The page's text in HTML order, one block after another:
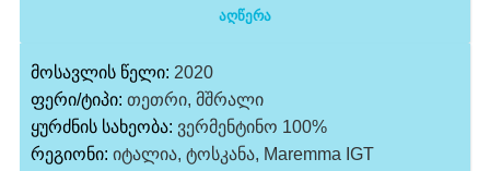
აღწერა
მოსავლის წელი: 2020
ფერი/ტიპი: თეთრი, მშრალი
ყურძნის სახეობა: ვერმენტინო 100%
რეგიონი: იტალია, ტოსკანა, Maremma IGT